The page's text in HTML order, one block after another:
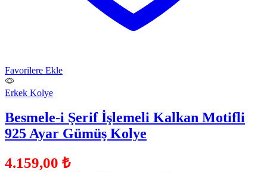
Favorilere Ekle
Erkek Kolye
Besmele-i Şerif İşlemeli Kalkan Motifli
925 Ayar Gümüş Kolye
4.159,00 ₺